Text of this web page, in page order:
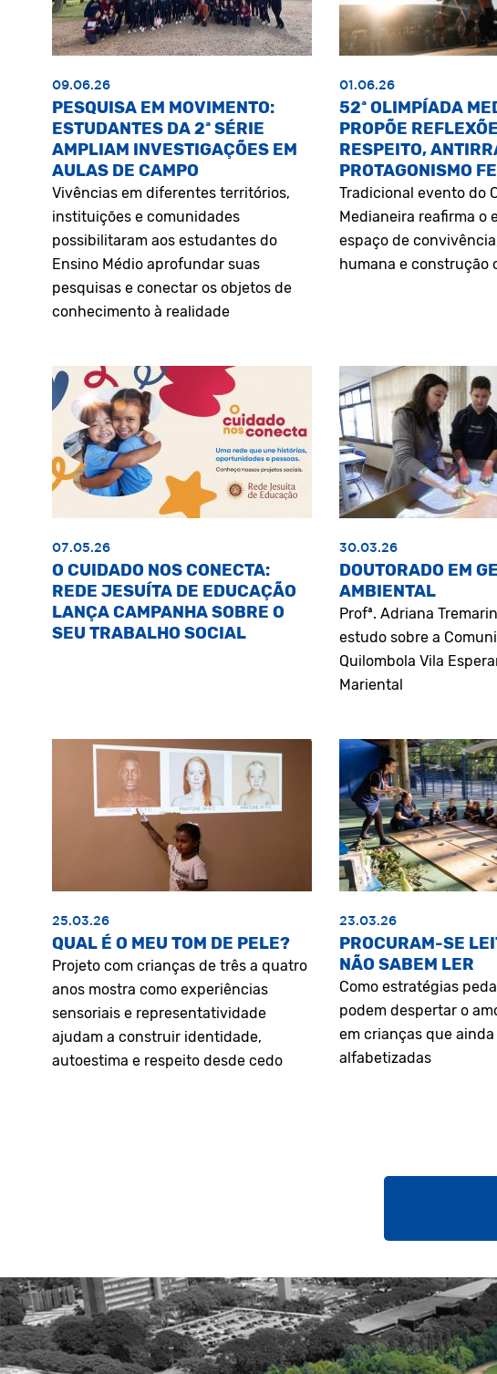
09.06.26
PESQUISA EM MOVIMENTO:
ESTUDANTES DA 2ª SÉRIE
AMPLIAM INVESTIGAÇÕES EM
AULAS DE CAMPO
Vivências em diferentes territórios,
instituições e comunidades
possibilitaram aos estudantes do
Ensino Médio aprofundar suas
pesquisas e conectar os objetos de
conhecimento à realidade
01.06.26
52ª OLIMPÍADA
PROPÕE
RESPEITO,
PROTAGONISMO
Tradicional evento do
Medianeira reafirma o
espaço de
humana e construção
07.05.26
O CUIDADO NOS CONECTA:
REDE JESUÍTA DE EDUCAÇÃO
LANÇA CAMPANHA SOBRE O
SEU TRABALHO SOCIAL
30.03.26
DOUTORADO EM
AMBIENTAL
Profª. Adriana
estudo sobre a
Quilombola Vila
Mariental
25.03.26
QUAL É O MEU TOM DE PELE?
Projeto com crianças de três a quatro
anos mostra como experiências
sensoriais e representatividade
ajudam a construir identidade,
autoestima e respeito desde cedo
23.03.26
PROCURAM-SE
NÃO SABEM LER
Como estratégias
podem despertar o
em crianças que ainda
alfabetizadas